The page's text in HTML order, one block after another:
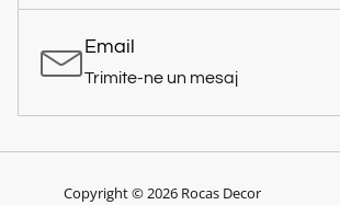
Email
Trimite-ne un mesaj
Copyright © 2026 Rocas Decor